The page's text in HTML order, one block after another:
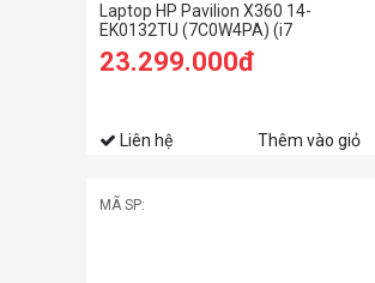
Laptop HP Pavilion X360 14-
EK0132TU (7C0W4PA) (i7
1255U/16GB RAM/512GB SSD/14
FHD Cảm ứng/Bút/Win11/Vàng)
23.299.000đ
Liên hệ Thêm vào giỏ
MÃ SP: